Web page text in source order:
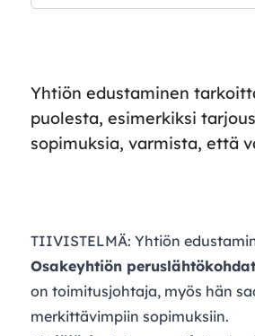
Yhtiön edustaminen
puolesta, esimerkiksi
sopimuksia, varmista, että
TIIVISTELMÄ: Yhtiön
Osakeyhtiön
on toimitusjohtaja, myös hän
merkittävimpiin sopimuksiin.